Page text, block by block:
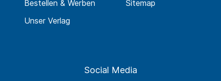
Bestellen & Werben
Unser Verlag
Sitemap
Social Media